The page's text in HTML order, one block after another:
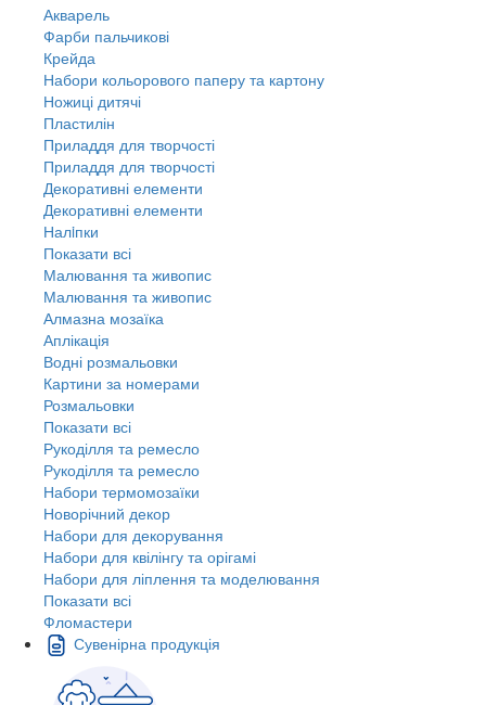
Акварель
Фарби пальчикові
Крейда
Набори кольорового паперу та картону
Ножиці дитячі
Пластилін
Приладдя для творчості
Приладдя для творчості
Декоративні елементи
Декоративні елементи
Налiпки
Показати всі
Малювання та живопис
Малювання та живопис
Алмазна мозаїка
Аплікація
Водні розмальовки
Картини за номерами
Розмальовки
Показати всі
Рукоділля та ремесло
Рукоділля та ремесло
Набори термомозаїки
Новорічний декор
Набори для декорування
Набори для квілінгу та орігамі
Набори для ліплення та моделювання
Показати всі
Фломастери
Сувенірна продукція